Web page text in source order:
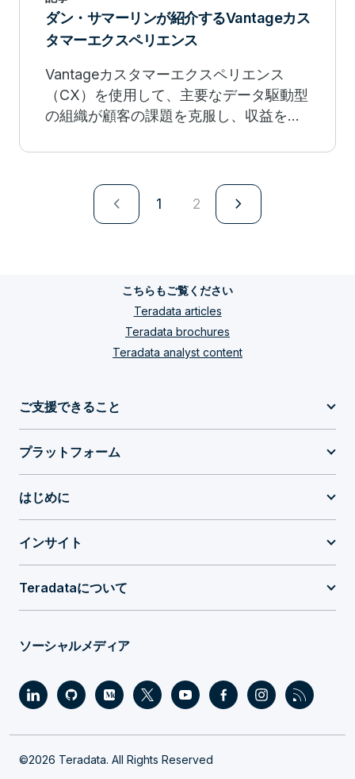
ダン・サマーリンが紹介するVantageカス
タマーエクスペリエンス
Vantageカスタマーエクスペリエンス
（CX）を使用して、主要なデータ駆動型
の組織が顧客の課題を克服し、収益を増
る、画期的なビジネス成果を推進する方
navigate_next 1 2 navigate_next
こちらもご覧ください
Teradata articles
Teradata brochures
Teradata analyst content
ご支援できること
プラットフォーム
はじめに
インサイト
Teradataについて
ソーシャルメディア
©2026 Teradata. All Rights Reserved